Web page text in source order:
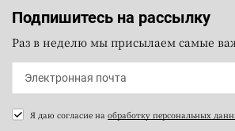
Подпишитесь на рассылку
Раз в неделю мы присылаем самые
Я даю согласие на обработку персональных